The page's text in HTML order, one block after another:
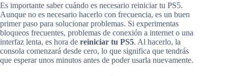
Es importante saber cuándo es necesario reiniciar tu PS5.
Aunque no es necesario hacerlo con frecuencia, es un buen
primer paso para solucionar problemas. Si experimentas
bloqueos frecuentes, problemas de conexión a internet o una
interfaz lenta, es hora de reiniciar tu PS5. Al hacerlo, la
consola comenzará desde cero, lo que significa que tendrás
que esperar unos minutos antes de poder usarla nuevamente.